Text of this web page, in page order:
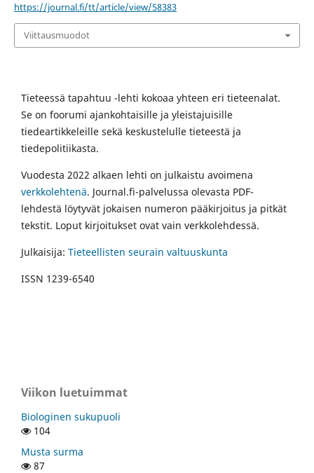
https://journal.fi/tt/article/view/58383
Viittausmuodot
Tieteessä tapahtuu -lehti kokoaa yhteen eri tieteenalat.
Se on foorumi ajankohtaisille ja yleistajuisille
tiedeartikkeleille sekä keskustelulle tieteestä ja
tiedepolitiikasta.
Vuodesta 2022 alkaen lehti on julkaistu avoimena
verkkolehtenä. Journal.fi-palvelussa olevasta PDF-
lehdestä löytyvät jokaisen numeron pääkirjoitus ja pitkät
tekstit. Loput kirjoitukset ovat vain verkkolehdessä.
Julkaisija: Tieteellisten seurain valtuuskunta
ISSN 1239-6540
Viikon luetuimmat
Biologinen sukupuoli
104
Musta surma
87